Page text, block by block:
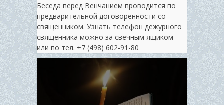
Беседа перед Венчанием проводится по
предварительной договоренности со
священником. Узнать телефон дежурного
священника можно за свечным ящиком
или по тел. ‭+7 (498) 602-91-80